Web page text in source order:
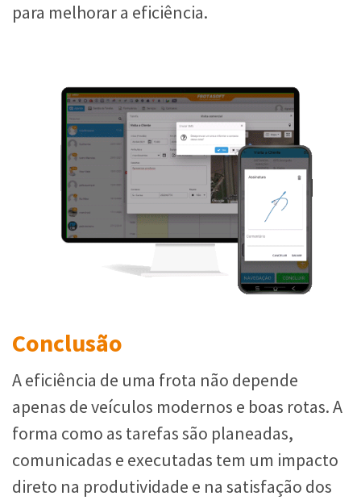
para melhorar a eficiência.
Conclusão
A eficiência de uma frota não depende
apenas de veículos modernos e boas rotas. A
forma como as tarefas são planeadas,
comunicadas e executadas tem um impacto
direto na produtividade e na satisfação dos